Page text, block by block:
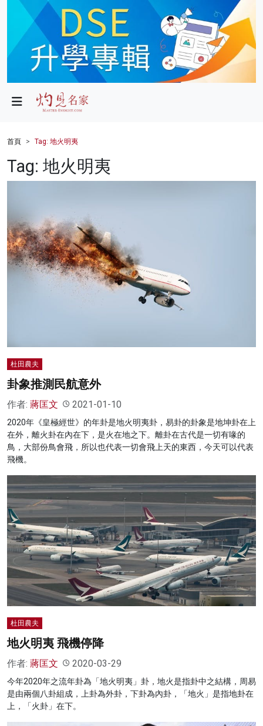
政局
財經
健康
科技
影片
名家榜
首頁 Tag: 地火明夷
Tag: 地火明夷
杜田農夫
卦象推測民航意外
作者: 蔣匡文 2021-01-10
2020年《皇極經世》的年卦是地火明夷卦，易卦的卦象是地坤卦在上
在外，離火卦在內在下，是火在地之下。離卦在古代是一切有喙的
鳥，大部份鳥會飛，所以也代表一切會飛上天的東西，今天可以代表
飛機。
杜田農夫
地火明夷 飛機停降
作者: 蔣匡文 2020-03-29
今年2020年之流年卦為「地火明夷」卦，地火是指卦中之結構，周易
是由兩個八卦組成，上卦為外卦，下卦為內卦，「地火」是指地卦在
上，「火卦」在下。